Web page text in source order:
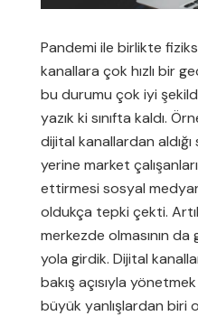
Pandemi ile birlikte
kanallara çok hızlı bir
bu durumu çok iyi
yazık ki sınıfta kaldı.
dijital kanallardan
yerine market
ettirmesi sosyal
oldukça tepki çekti.
merkezde olmasının da
yola girdik. Dijital
bakış açısıyla
büyük yanlışlardan biri